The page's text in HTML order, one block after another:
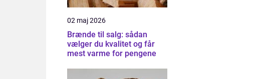
02 maj 2026
Brænde til salg: sådan
vælger du kvalitet og får
mest varme for pengene